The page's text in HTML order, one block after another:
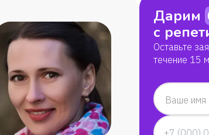
Дарим
с
Оставьте
течение 15
Ваше имя